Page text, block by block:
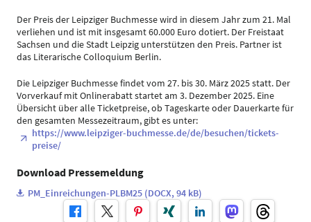
Der Preis der Leipziger Buchmesse wird in diesem Jahr zum 21. Mal
verliehen und ist mit insgesamt 60.000 Euro dotiert. Der Freistaat
Sachsen und die Stadt Leipzig unterstützen den Preis. Partner ist
das Literarische Colloquium Berlin.
Die Leipziger Buchmesse findet vom 27. bis 30. März 2025 statt. Der
Vorverkauf mit Onlinerabatt startet am 3. Dezember 2025. Eine
Übersicht über alle Ticketpreise, ob Tageskarte oder Dauerkarte für
den gesamten Messezeitraum, gibt es unter:
https://www.leipziger-buchmesse.de/de/besuchen/tickets-
preise/
Download Pressemeldung
PM_Einreichungen-PLBM25 (DOCX, 94 kB)